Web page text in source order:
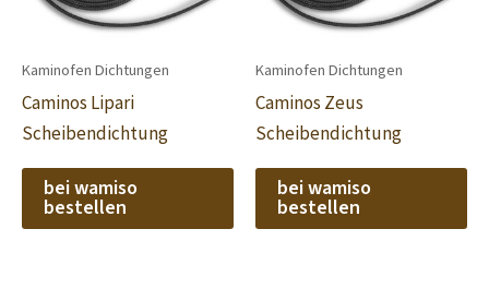
Kaminofen Dichtungen
Caminos Lipari
Scheibendichtung
bei wamiso
bestellen
Kaminofen Dichtungen
Caminos Zeus
Scheibendichtung
bei wamiso
bestellen